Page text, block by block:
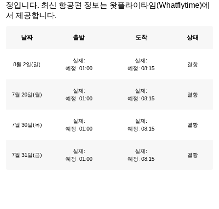
정입니다. 최신 항공편 정보는 왓플라이타임(Whatflytime)에
서 제공합니다.
날짜 출발 도착 상태
8월 2일(일)
실제:
예정: 01:00
실제:
예정: 08:15
결항
7월 20일(월)
실제:
예정: 01:00
실제:
예정: 08:15
결항
7월 30일(목)
실제:
예정: 01:00
실제:
예정: 08:15
결항
7월 31일(금)
실제:
예정: 01:00
실제:
예정: 08:15
결항